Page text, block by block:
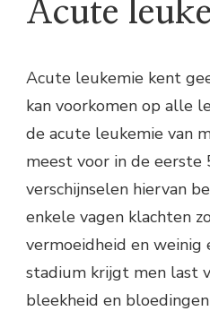
Acute
Acute leukemie kent
kan voorkomen op alle
de acute leukemie van
meest voor in de eerste
verschijnselen hiervan
enkele vagen klachten
vermoeidheid en
stadium krijgt men last
bleekheid en